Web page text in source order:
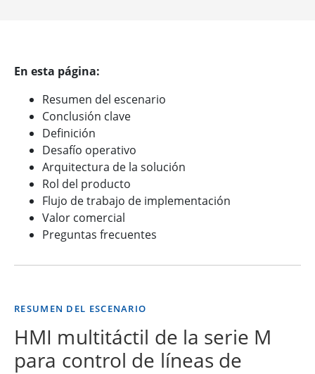
En esta página:
Resumen del escenario
Conclusión clave
Definición
Desafío operativo
Arquitectura de la solución
Rol del producto
Flujo de trabajo de implementación
Valor comercial
Preguntas frecuentes
RESUMEN DEL ESCENARIO
HMI multitáctil de la serie M
para control de líneas de